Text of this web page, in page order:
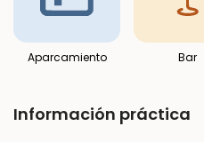
Aparcamiento Bar
Información práctica